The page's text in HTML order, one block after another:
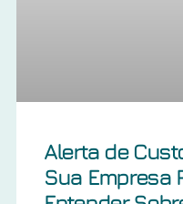
Alerta de
Sua Empresa